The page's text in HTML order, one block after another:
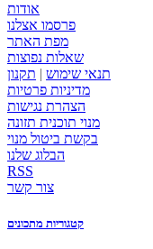
אודות
פרסמו אצלנו
מפת האתר
שאלות נפוצות
תנאי שימוש
תקנון
מדיניות פרטיות
הצהרת נגישות
מנוי תוכנית תזונה
בקשת ביטול מנוי
הבלוג שלנו
RSS
צור קשר
קטגוריות מתכונים